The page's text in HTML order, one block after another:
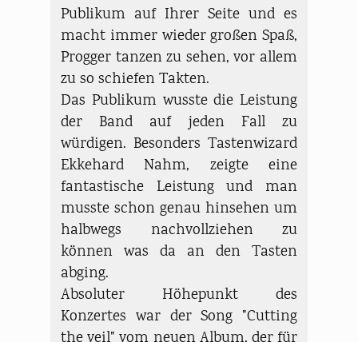
Publikum auf Ihrer Seite und es
macht immer wieder großen Spaß,
Progger tanzen zu sehen, vor allem
zu so schiefen Takten.
Das Publikum wusste die Leistung
der Band auf jeden Fall zu
würdigen. Besonders Tastenwizard
Ekkehard Nahm, zeigte eine
fantastische Leistung und man
musste schon genau hinsehen um
halbwegs nachvollziehen zu
können was da an den Tasten
abging.
Absoluter Höhepunkt des
Konzertes war der Song "Cutting